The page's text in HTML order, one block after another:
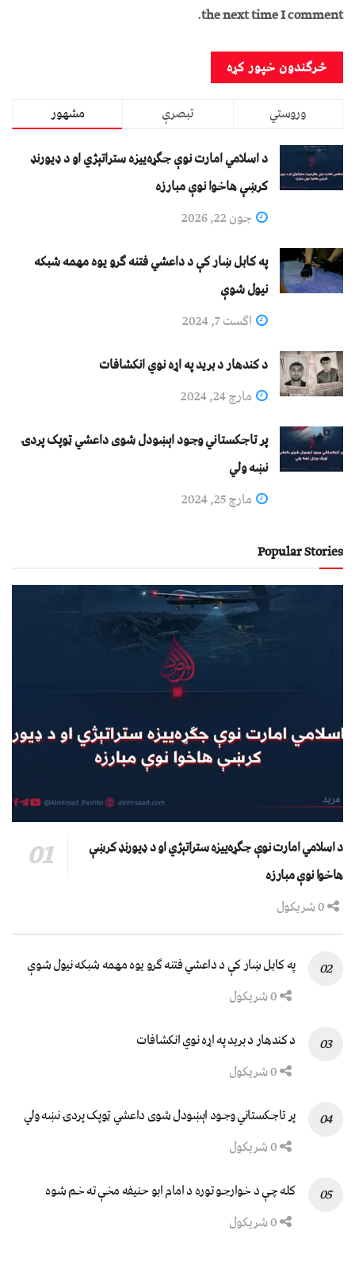
the next time I comment.
مشهور تبصرې
وروستي
د اسلامي امارت نوې جګړه‌ییزه ستراتېژي او د ډیورنډ
کرښې هاخوا نوې مبارزه
جون 22, 2026
په کابل ښار کې د داعشي فتنه ګرو يوه مهمه شبکه
نيول شوې
اگست 7, 2024
د کندهار د برید په اړه نوي انکشافات
مارچ 24, 2024
پر تاجکستاني وجود اېښودل شوی داعشي ټوپک پردۍ
نښه ولي
مارچ 25, 2024
Popular Stories
د اسلامي امارت نوې جګړه‌ییزه ستراتېژي او د ډیورنډ کرښې
هاخوا نوې مبارزه
په کابل ښار کې د داعشي فتنه ګرو يوه مهمه شبکه نيول شوې
د کندهار د برید په اړه نوي انکشافات
پر تاجکستاني وجود اېښودل شوی داعشي ټوپک پردۍ نښه ولي
کله چې د خوارجو توره د امام ابو حنیفه مخې ته خم شوه